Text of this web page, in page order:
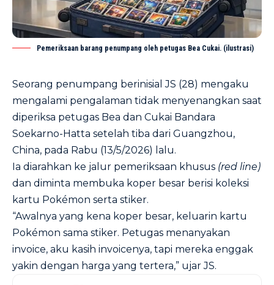
Pemeriksaan barang penumpang oleh petugas Bea Cukai. (ilustrasi)
Seorang penumpang berinisial JS (28) mengaku
mengalami pengalaman tidak menyenangkan saat
diperiksa petugas Bea dan Cukai Bandara
Soekarno-Hatta setelah tiba dari Guangzhou,
China, pada Rabu (13/5/2026) lalu.
Ia diarahkan ke jalur pemeriksaan khusus (red line)
dan diminta membuka koper besar berisi koleksi
kartu Pokémon serta stiker.
“Awalnya yang kena koper besar, keluarin kartu
Pokémon sama stiker. Petugas menanyakan
invoice, aku kasih invoicenya, tapi mereka enggak
yakin dengan harga yang tertera,” ujar JS.